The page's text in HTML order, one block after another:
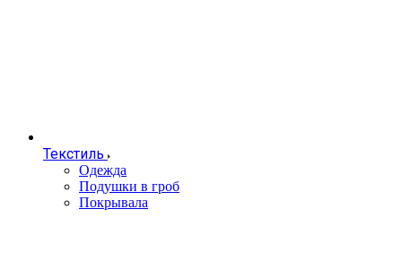
Текстиль
Одежда
Подушки в гроб
Покрывала